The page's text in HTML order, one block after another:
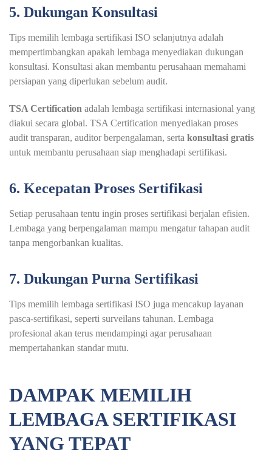
5. Dukungan Konsultasi
Tips memilih lembaga sertifikasi ISO selanjutnya adalah
mempertimbangkan apakah lembaga menyediakan dukungan
konsultasi. Konsultasi akan membantu perusahaan memahami
persiapan yang diperlukan sebelum audit.
TSA Certification adalah lembaga sertifikasi internasional yang
diakui secara global. TSA Certification menyediakan proses
audit transparan, auditor berpengalaman, serta konsultasi gratis
untuk membantu perusahaan siap menghadapi sertifikasi.
6. Kecepatan Proses Sertifikasi
Setiap perusahaan tentu ingin proses sertifikasi berjalan efisien.
Lembaga yang berpengalaman mampu mengatur tahapan audit
tanpa mengorbankan kualitas.
7. Dukungan Purna Sertifikasi
Tips memilih lembaga sertifikasi ISO juga mencakup layanan
pasca-sertifikasi, seperti surveilans tahunan. Lembaga
profesional akan terus mendampingi agar perusahaan
mempertahankan standar mutu.
DAMPAK MEMILIH
LEMBAGA SERTIFIKASI
YANG TEPAT